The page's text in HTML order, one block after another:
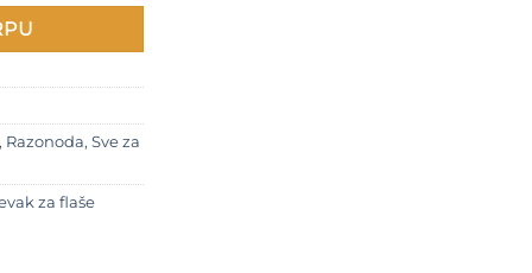
, Razonoda, Sve za
za flaše